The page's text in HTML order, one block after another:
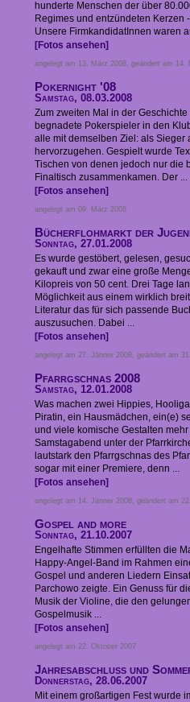
hunderte Menschen der über
Regimes und entzündeten Kerzen
Unsere FirmkandidatInnen waren
[Fotos ansehen]
angelegt am 13. März 2008, geändert am 14.
Pokernight '08
Samstag, 08.03.2008
Zum zweiten Mal in der
begnadete Pokerspieler in den
alle mit demselben Ziel: als Sieger
hervorzugehen. Gespielt wurde
Tischen von denen jedoch nur die
Finaltisch zusammenkamen. Der ...
[Fotos ansehen]
angelegt am 09. März 2008
Bücherflohmarkt der
Sonntag, 27.01.2008
Es wurde gestöbert, gelesen,
gekauft und zwar eine große
Kilopreis von 50 cent. Drei Tage
Möglichkeit aus einem wirklich
Literatur das für sich passende
auszusuchen. Dabei ...
[Fotos ansehen]
angelegt am 27. Jänner 2008, geändert am
Pfarrgschnas 2008
Samstag, 12.01.2008
Was machen zwei Hippies,
Piratin, ein Hausmädchen, ein(e)
und viele komische Gestalten
Samstagabend unter der
lautstark den Pfarrgschnas des
sogar mit einer Premiere, denn ...
[Fotos ansehen]
angelegt am 14. Jänner 2008, geändert am
Gospel and more
Sonntag, 21.10.2007
Engelhafte Stimmen erfüllten die
Happy-Angel-Band im Rahmen
Gospel und anderen Liedern
Parchowo zeigte. Ein Genuss für
Musik der Violine, die den
Gospelmusik ...
[Fotos ansehen]
angelegt am 22. Oktober 2007
Jahresabschluss und
Donnerstag, 28.06.2007
Mit einem großartigen Fest wurde